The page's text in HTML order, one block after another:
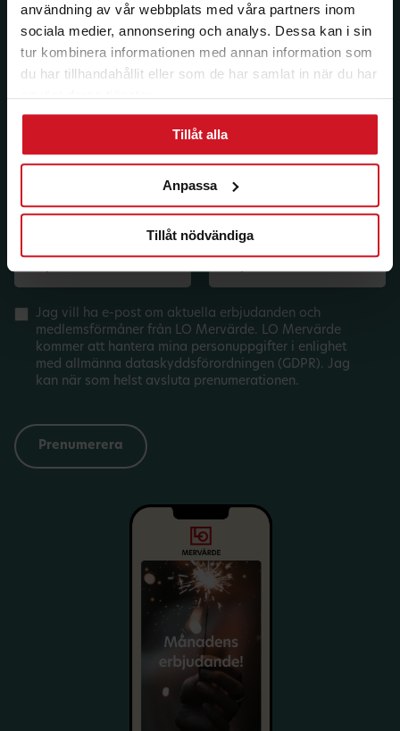
användning av vår webbplats med våra partners inom
sociala medier, annonsering och analys. Dessa kan i sin
tur kombinera informationen med annan information som
du har tillhandahållit eller som de har samlat in när du har
använt deras tjänster.
Tillåt alla
Anpassa
Tillåt nödvändiga
Prenumerera på dina
medlemsförmåner.
Få LO Mervärdes nyhetsbrev varje
månad till din inkorg.
Förbund:
Jag vill ha e-post om aktuella erbjudanden och
medlemsförmåner från LO Mervärde. LO Mervärde
kommer att hantera mina personuppgifter i enlighet
med allmänna dataskyddsförordningen (GDPR). Jag
kan när som helst avsluta prenumerationen.